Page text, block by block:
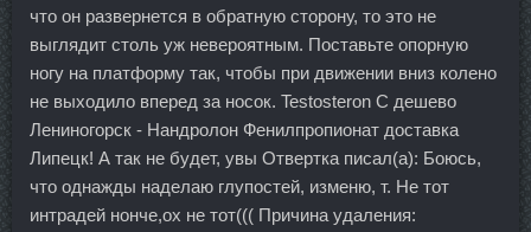
что он развернется в обратную сторону, то это не
выглядит столь уж невероятным. Поставьте опорную
ногу на платформу так, чтобы при движении вниз колено
не выходило вперед за носок. Testosteron C дешево
Лениногорск - Нандролон Фенилпропионат доставка
Липецк! А так не будет, увы Отвертка писал(а): Боюсь,
что однажды наделаю глупостей, изменю, т. Не тот
интрадей нонче,ох не тот((( Причина удаления: